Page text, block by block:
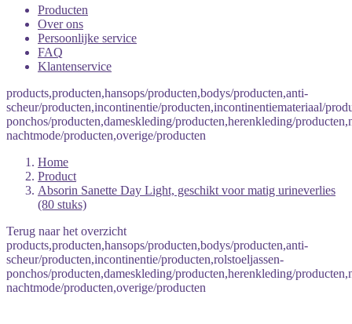
Producten
Over ons
Persoonlijke service
FAQ
Klantenservice
products,producten,hansops/producten,bodys/producten,anti-
scheur/producten,incontinentie/producten,incontinentiemateriaal/
ponchos/producten,dameskleding/producten,herenkleding/
nachtmode/producten,overige/producten
Home
Product
Absorin Sanette Day Light, geschikt voor matig urineverlies
(80 stuks)
Terug naar het overzicht
products,producten,hansops/producten,bodys/producten,anti-
scheur/producten,incontinentie/producten,rolstoeljassen-
ponchos/producten,dameskleding/producten,herenkleding/
nachtmode/producten,overige/producten